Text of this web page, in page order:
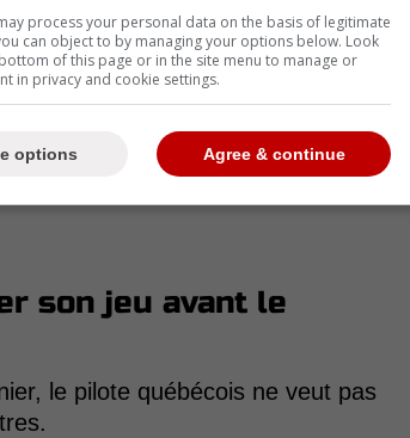
son jeu avant le
le pilote québécois ne veut pas
process your personal data on the basis of legitimate
can object to by managing your options below. Look
of this page or in the site menu to manage or
in privacy and cookie settings.
Agree & continue
options